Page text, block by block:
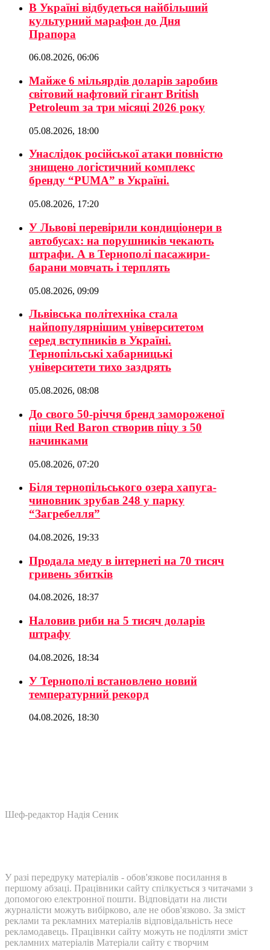
В Україні відбудеться найбільший
культурний марафон до Дня
Прапора
06.08.2026, 06:06
Майже 6 мільярдів доларів заробив
світовий нафтовий гігант British
Petroleum за три місяці 2026 року
05.08.2026, 18:00
Унаслідок російської атаки повністю
знищено логістичний комплекс
бренду “PUMA” в Україні.
05.08.2026, 17:20
У Львові перевірили кондиціонери в
автобусах: на порушників чекають
штрафи. А в Тернополі пасажири-
барани мовчать і терплять
05.08.2026, 09:09
Львівська політехніка стала
найпопулярнішим університетом
серед вступників в Україні.
Тернопільські хабарницькі
університети тихо заздрять
05.08.2026, 08:08
До свого 50-річчя бренд замороженої
піци Red Baron створив піцу з 50
начинками
05.08.2026, 07:20
Біля тернопільського озера хапуга-
чиновник зрубав 248 у парку
“Загребелля”
04.08.2026, 19:33
Продала меду в інтернеті на 70 тисяч
гривень збитків
04.08.2026, 18:37
Наловив риби на 5 тисяч доларів
штрафу
04.08.2026, 18:34
У Тернополі встановлено новий
температурний рекорд
04.08.2026, 18:30
Шеф-редактор Надія Сеник
У разі передруку матеріалів - обов'язкове посилання в
першому абзаці. Працівники сайту спілкується з читачами з
допомогою електронної пошти. Відповідати на листи
журналісти можуть вибірково, але не обов'язково. За зміст
реклами та рекламних матеріалів відповідальність несе
рекламодавець. Працівнки сайту можуть не поділяти зміст
рекламних матеріалів Матеріали сайту є творчим